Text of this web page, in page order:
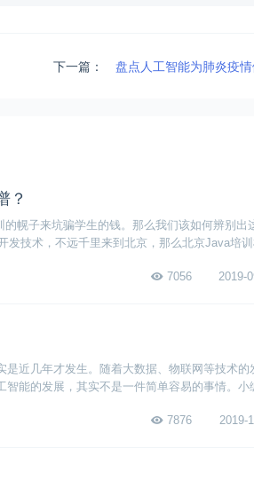
下一篇： 盘点人工智能为肺炎疫
？
幌子来坑骗学生的钱。那么我们该如何辨别出
发技术，不远千里来到北京，那么北京Java培
7056 2019-
近几年才发生。随着大数据、物联网等技术的
能的发展，其实不是一件简单容易的事情。小
7876
2019-